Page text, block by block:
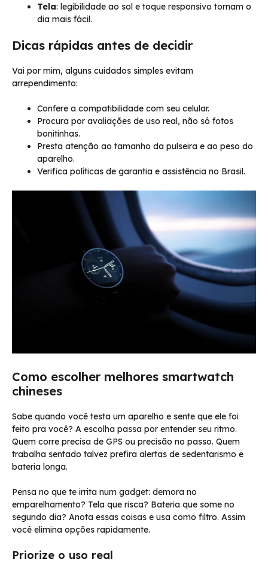
Tela: legibilidade ao sol e toque responsivo tornam o
dia mais fácil.
Dicas rápidas antes de decidir
Vai por mim, alguns cuidados simples evitam
arrependimento:
Confere a compatibilidade com seu celular.
Procura por avaliações de uso real, não só fotos
bonitinhas.
Presta atenção ao tamanho da pulseira e ao peso do
aparelho.
Verifica políticas de garantia e assistência no Brasil.
Como escolher melhores smartwatch
chineses
Sabe quando você testa um aparelho e sente que ele foi
feito pra você? A escolha passa por entender seu ritmo.
Quem corre precisa de GPS ou precisão no passo. Quem
trabalha sentado talvez prefira alertas de sedentarismo e
bateria longa.
Pensa no que te irrita num gadget: demora no
emparelhamento? Tela que risca? Bateria que some no
segundo dia? Anota essas coisas e usa como filtro. Assim
você elimina opções rapidamente.
Priorize o uso real